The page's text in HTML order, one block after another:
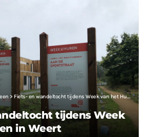
> Fiets- en wandeltocht tijdens Week van het Huren in Weert
tijdens Week
in Weert